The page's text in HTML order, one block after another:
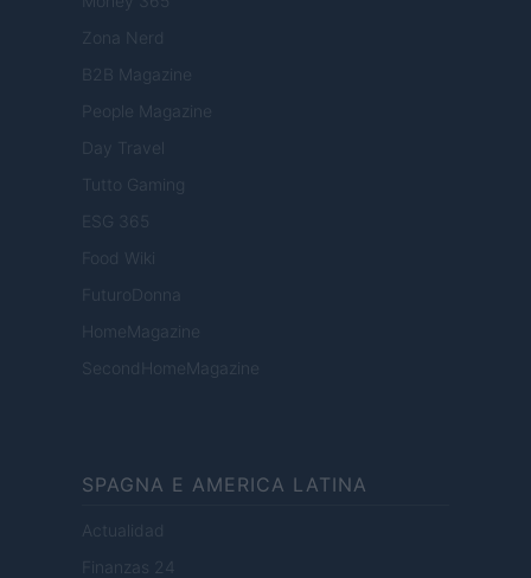
Zona Nerd
B2B Magazine
People Magazine
Day Travel
Tutto Gaming
ESG 365
Food Wiki
FuturoDonna
HomeMagazine
SecondHomeMagazine
SPAGNA E AMERICA LATINA
Actualidad
Finanzas 24